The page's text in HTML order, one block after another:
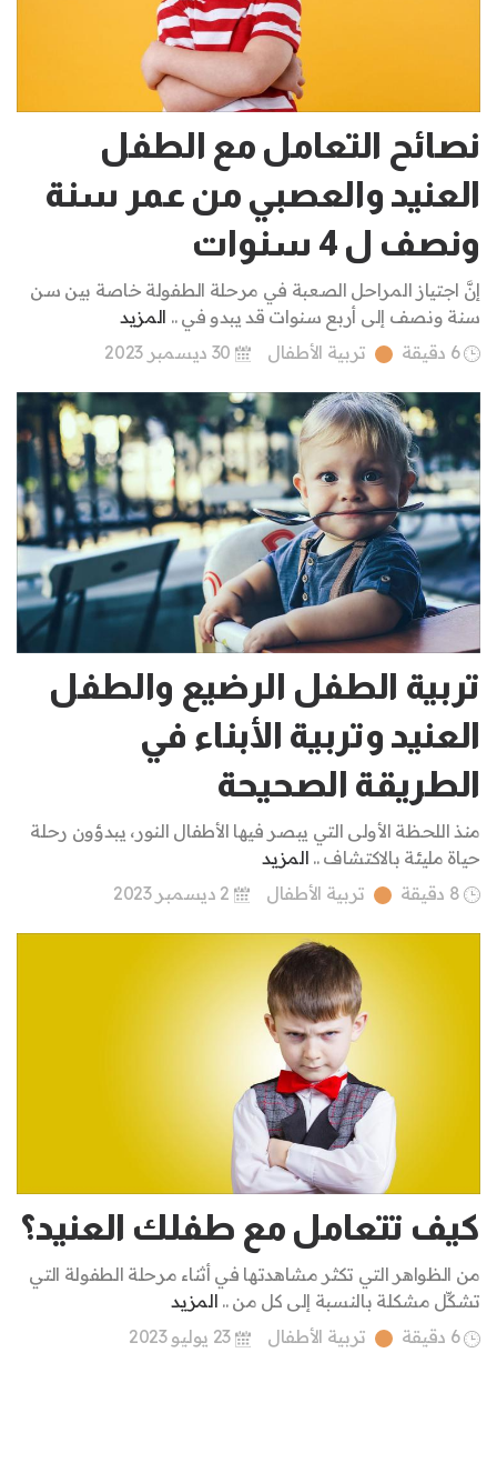
نصائح التعامل مع الطفل
العنيد والعصبي من عمر سنة
ونصف ل 4 سنوات
إنَّ اجتياز المراحل الصعبة في مرحلة الطفولة خاصة بين سن
سنة ونصف إلى أربع سنوات قد يبدو في .. المزيد
6 دقيقة
تربية الأطفال
تربية الطفل الرضيع والطفل
العنيد وتربية الأبناء في
الطريقة الصحيحة
منذ اللحظة الأولى التي يبصر فيها الأطفال النور، يبدؤون رحلة
حياة مليئة بالاكتشاف .. المزيد
8 دقيقة
تربية الأطفال
كيف تتعامل مع طفلك العنيد؟
من الظواهر التي تكثر مشاهدتها في أثناء مرحلة الطفولة التي
تشكِّل مشكلة بالنسبة إلى كل من .. المزيد
6 دقيقة
تربية الأطفال 23 يوليو 2023